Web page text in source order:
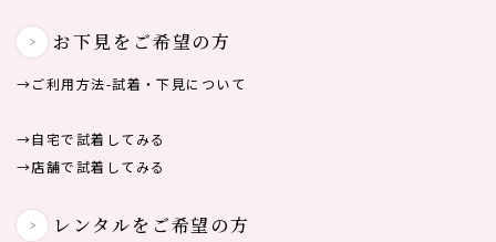
お下見をご希望の方
→ご利用方法-試着・下見について
→自宅で試着してみる
→店舗で試着してみる
レンタルをご希望の方